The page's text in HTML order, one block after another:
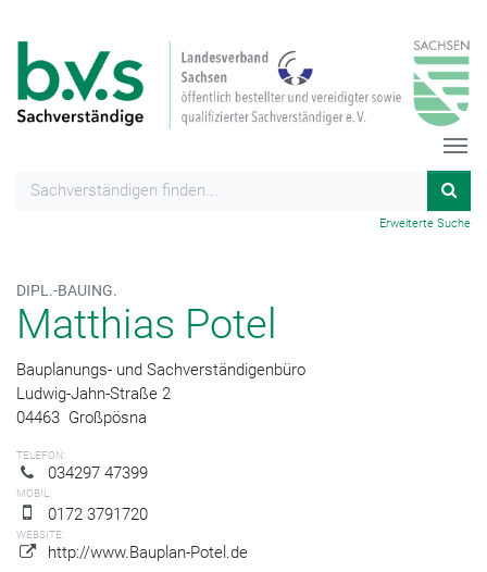
Erweiterte Suche
DIPL.-BAUING.
Matthias Potel
Bauplanungs- und Sachverständigenbüro
Ludwig-Jahn-Straße 2
04463 Großpösna
TELEFON:
034297 47399
MOBIL:
0172 3791720
WEBSITE:
http://www.Bauplan-Potel.de